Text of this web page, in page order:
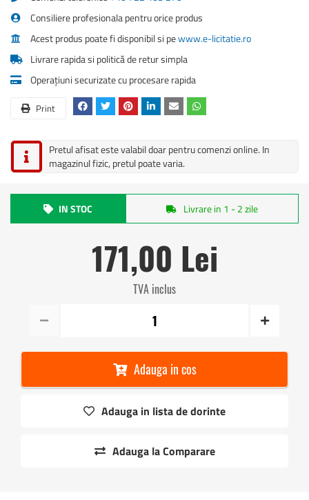
Consiliere profesionala pentru orice produs
Acest produs poate fi disponibil si pewww.e-licitatie.ro
Livrare rapida si politică de retur simpla
Operațiuni securizate cu procesare rapida
Print
Pretul afisat este valabil doar pentru comenzi online. In
magazinul fizic, pretul poate varia.
IN STOC Livrare in 1 - 2 zile
171,00 Lei
TVA inclus
Adauga in cos
Adauga in lista de dorinte
Adauga la Comparare